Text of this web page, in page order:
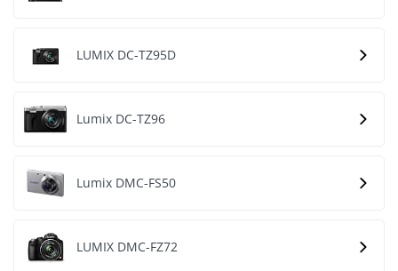
LUMIX DC-TZ95D
Lumix DC-TZ96
Lumix DMC-FS50
LUMIX DMC-FZ72